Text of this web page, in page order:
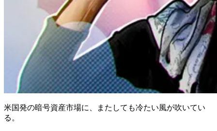
米国発の暗号資産市場に、またしても冷たい風が吹いてい
る。